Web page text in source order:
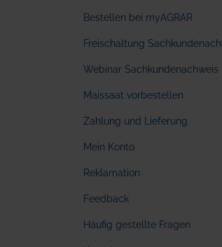
Bestellen bei myAGRAR
Freischaltung
Webinar Sachkundenachweis
Maissaat vorbestellen
Zahlung und Lieferung
Mein Konto
Reklamation
Feedback
Häufig gestellte Fragen